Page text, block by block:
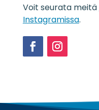
*
Voit seurata meitä
Instagramissa.